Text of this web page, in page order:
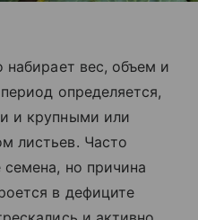
набирает вес, объем и
определяется,
и крупными или
листьев. Часто
но причина
в дефиците